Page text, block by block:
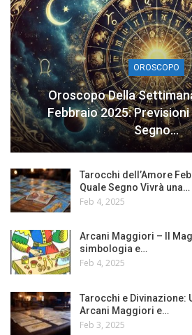
OROSCOPO
Oroscopo Della
Febbraio 2025:
Segno…
Tarocchi dell’Amore
Quale Segno Vivrà una…
Feb 4, 2025
Arcani Maggiori – Il
simbologia e…
Feb 4, 2025
Tarocchi e Divinazione:
Arcani Maggiori e…
Feb 3, 2025